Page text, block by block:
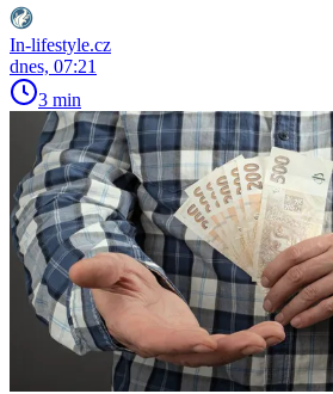
In-lifestyle.cz
dnes, 07:21
3 min